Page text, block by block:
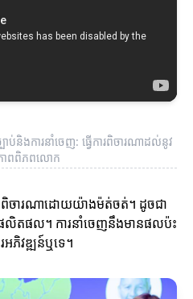
និងការនាំចេញ: ធ្វើការពិចារណាដល់នូវ
ាពពិភពលោក
េពិចារណាដោយយ៉ាងម៉ត់ចត់។ ដូចជា
ផលិតផល។ ការនាំចេញនឹងមានផលប៉ះ
ភិវឌ្ឍន៍ឬទេ។